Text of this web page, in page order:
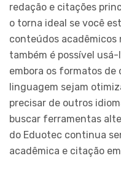
redação e citações
o torna ideal se você
conteúdos acadêmicos
também é possível
embora os formatos
linguagem sejam
precisar de outros
buscar ferramentas
do Eduotec continua
acadêmica e citação